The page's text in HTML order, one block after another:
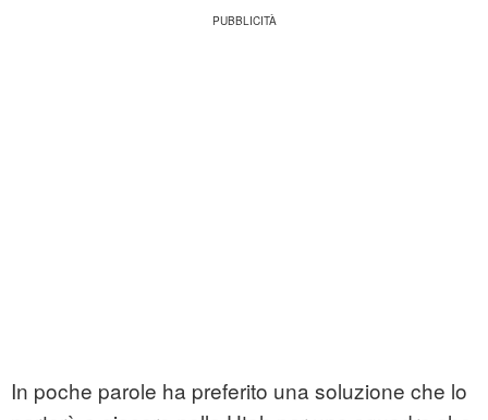
In poche parole ha preferito una soluzione che lo